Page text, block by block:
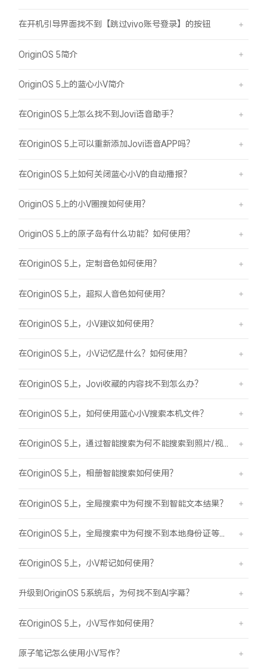
在开机引导界面找不到【跳过vivo账号登录】的按钮
OriginOS 5简介
OriginOS 5上的蓝心小V简介
在OriginOS 5上怎么找不到Jovi语音助手？
在OriginOS 5上可以重新添加Jovi语音APP吗？
在OriginOS 5上如何关闭蓝心小V的自动播报？
OriginOS 5上的小V圈搜如何使用？
OriginOS 5上的原子岛有什么功能？如何使用？
在OriginOS 5上，定制音色如何使用？
在OriginOS 5上，超拟人音色如何使用？
在OriginOS 5上，小V建议如何使用？
在OriginOS 5上，小V记忆是什么？如何使用？
在OriginOS 5上，Jovi收藏的内容找不到怎么办？
在OriginOS 5上，如何使用蓝心小V搜索本机文件？
在OriginOS 5上，相册智能搜索如何使用？
在OriginOS 5上，全局搜索中为何搜不到智能文本结果？
在OriginOS 5上，小V帮记如何使用？
升级到OriginOS 5系统后，为何找不到AI字幕？
在OriginOS 5上，小V写作如何使用？
原子笔记怎么使用小V写作？